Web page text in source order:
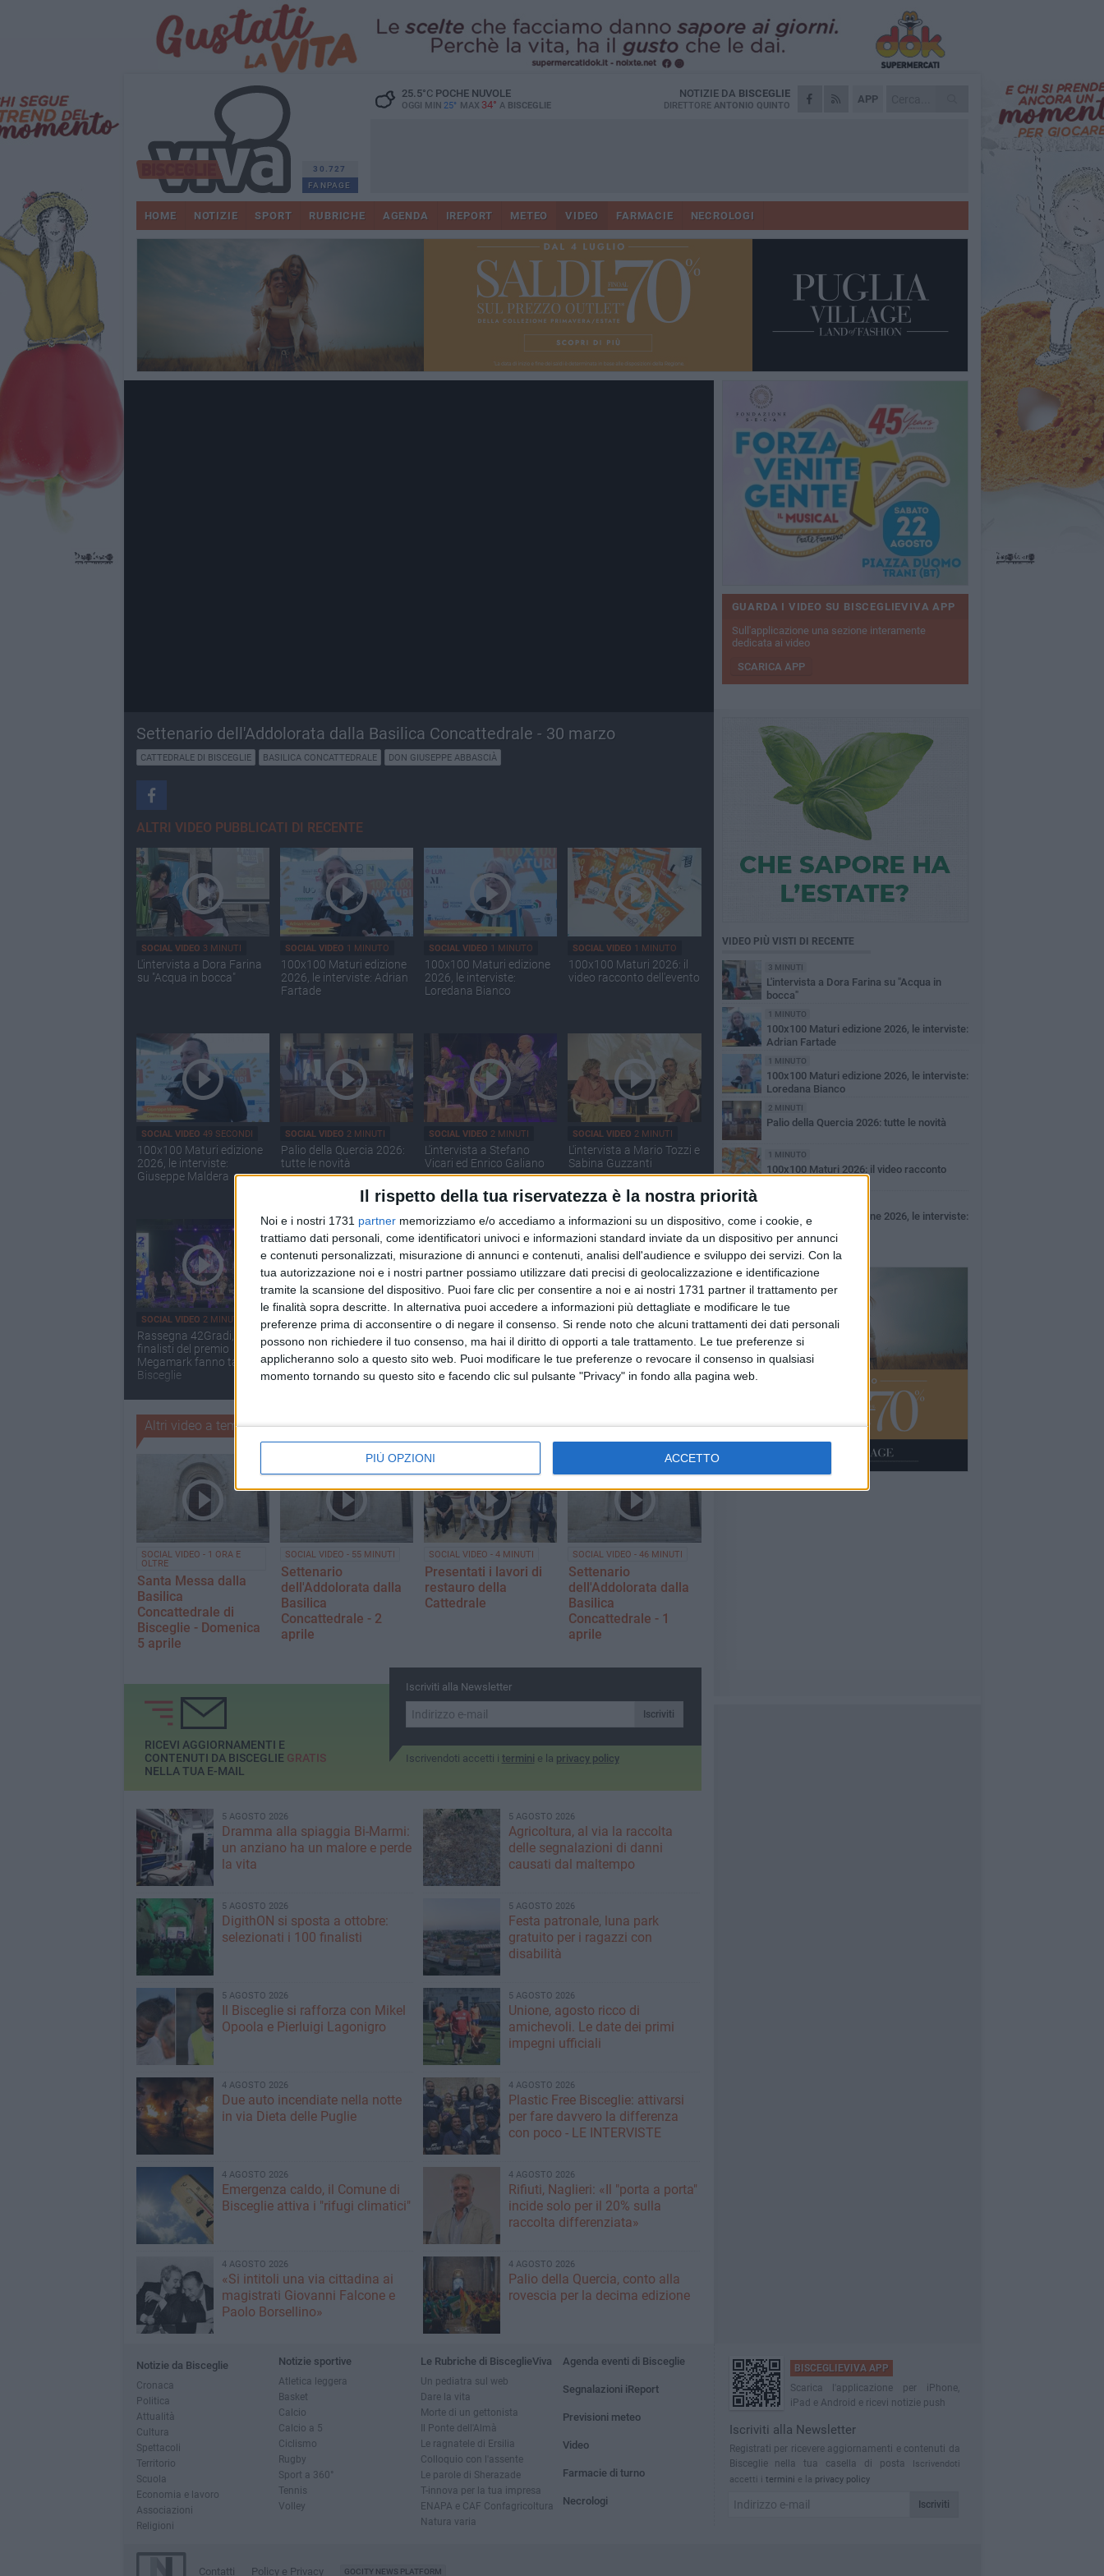
Il rispetto della tua riservatezza è la nostra priorità
Noi e i nostri 1731 partner memorizziamo e/o accediamo a informazioni su un dispositivo, come i cookie, e
trattiamo dati personali, come identificatori univoci e informazioni standard inviate da un dispositivo per annunci
e contenuti personalizzati, misurazione di annunci e contenuti, analisi dell'audience e sviluppo dei servizi. Con la
tua autorizzazione noi e i nostri partner possiamo utilizzare dati precisi di geolocalizzazione e identificazione
tramite la scansione del dispositivo. Puoi fare clic per consentire a noi e ai nostri 1731 partner il trattamento per
le finalità sopra descritte. In alternativa puoi accedere a informazioni più dettagliate e modificare le tue
preferenze prima di acconsentire o di negare il consenso. Si rende noto che alcuni trattamenti dei dati personali
possono non richiedere il tuo consenso, ma hai il diritto di opporti a tale trattamento. Le tue preferenze si
applicheranno solo a questo sito web. Puoi modificare le tue preferenze o revocare il consenso in qualsiasi
momento tornando su questo sito e facendo clic sul pulsante "Privacy" in fondo alla pagina web.
PIÙ OPZIONI ACCETTO
30.727
FANPAGE
25.5°CPOCHE NUVOLE
OGGI MIN 25° MAX 34° A BISCEGLIE
APP
NOTIZIE DA BISCEGLIE
DIRETTORE ANTONIO QUINTO
HOME NOTIZIE SPORT RUBRICHE AGENDA IREPORT METEO VIDEO FARMACIE NECROLOGI
Settenario dell'Addolorata dalla Basilica Concattedrale - 30 marzo
CATTEDRALE DI BISCEGLIE BASILICA CONCATTEDRALE DON GIUSEPPE ABBASCIÀ
ALTRI VIDEO PUBBLICATI DI RECENTE
SOCIAL VIDEO 3 MINUTI
L'intervista a Dora Farina
su "Acqua in bocca"
SOCIAL VIDEO 1 MINUTO
100x100 Maturi edizione
2026, le interviste: Adrian
Fartade
SOCIAL VIDEO 1 MINUTO
100x100 Maturi edizione
2026, le interviste:
Loredana Bianco
SOCIAL VIDEO 1 MINUTO
100x100 Maturi 2026: il
video racconto dell'evento
SOCIAL VIDEO 49 SECONDI
100x100 Maturi edizione
2026, le interviste:
Giuseppe Maldera
SOCIAL VIDEO 2 MINUTI
Palio della Quercia 2026:
tutte le novità
SOCIAL VIDEO 2 MINUTI
L'intervista a Stefano
Vicari ed Enrico Galiano
SOCIAL VIDEO 2 MINUTI
L'intervista a Mario Tozzi e
Sabina Guzzanti
SOCIAL VIDEO 2 MINUTI
Rassegna 42Gradi, i
finalisti del premio
Megamark fanno tappa a
Bisceglie
SOCIAL VIDEO 2 MINUTI
Festa della Bandiera Blu:
LE INTERVISTE
SOCIAL VIDEO 2 MINUTI
Nina Gigante presenta
"Supernova" alle Vecchie
Segherie Mastrototaro
SOCIAL VIDEO 1 MINUTO
Javier Castillo alle
Vecchie Segherie
Mastrototaro
Altri video a tema
SOCIAL VIDEO - 1 ORA E
OLTRE
Santa Messa dalla
Basilica
Concattedrale di
Bisceglie - Domenica
5 aprile
SOCIAL VIDEO - 55 MINUTI
Settenario
dell'Addolorata dalla
Basilica
Concattedrale - 2
aprile
SOCIAL VIDEO - 4 MINUTI
Presentati i lavori di
restauro della
Cattedrale
SOCIAL VIDEO - 46 MINUTI
Settenario
dell'Addolorata dalla
Basilica
Concattedrale - 1
aprile
Iscriviti alla Newsletter
Iscriviti
Iscrivendoti accetti i termini e la privacy policy
RICEVI AGGIORNAMENTI E
CONTENUTI DA BISCEGLIE GRATIS
NELLA TUA E-MAIL
5 AGOSTO 2026
Dramma alla spiaggia Bi-Marmi:
un anziano ha un malore e perde
la vita
5 AGOSTO 2026
Agricoltura, al via la raccolta
delle segnalazioni di danni
causati dal maltempo
5 AGOSTO 2026
DigithON si sposta a ottobre:
selezionati i 100 finalisti
5 AGOSTO 2026
Festa patronale, luna park
gratuito per i ragazzi con
disabilità
5 AGOSTO 2026
Il Bisceglie si rafforza con Mikel
Opoola e Pierluigi Lagonigro
5 AGOSTO 2026
Unione, agosto ricco di
amichevoli. Le date dei primi
impegni ufficiali
4 AGOSTO 2026
Due auto incendiate nella notte
in via Dieta delle Puglie
4 AGOSTO 2026
Plastic Free Bisceglie: attivarsi
per fare davvero la differenza
con poco - LE INTERVISTE
4 AGOSTO 2026
Emergenza caldo, il Comune di
Bisceglie attiva i "rifugi climatici"
4 AGOSTO 2026
Rifiuti, Naglieri: «Il "porta a porta"
incide solo per il 20% sulla
raccolta differenziata»
4 AGOSTO 2026
«Si intitoli una via cittadina ai
magistrati Giovanni Falcone e
Paolo Borsellino»
4 AGOSTO 2026
Palio della Quercia, conto alla
rovescia per la decima edizione
GUARDA I VIDEO SU BISCEGLIEVIVA APP
Sull'applicazione una sezione interamente
dedicata ai video
SCARICA APP
VIDEO PIÙ VISTI DI RECENTE
3 MINUTI
L'intervista a Dora Farina su "Acqua in
bocca"
1 MINUTO
100x100 Maturi edizione 2026, le interviste:
Adrian Fartade
1 MINUTO
100x100 Maturi edizione 2026, le interviste:
Loredana Bianco
2 MINUTI
Palio della Quercia 2026: tutte le novità
1 MINUTO
100x100 Maturi 2026: il video racconto
100x100 Maturi edizione 2026, le interviste:
Giuseppe Maldera
Notizie da Bisceglie
Cronaca
Politica
Attualità
Cultura
Spettacoli
Territorio
Scuola
Economia e lavoro
Associazioni
Religioni
Notizie sportive
Atletica leggera
Basket
Calcio
Calcio a 5
Ciclismo
Rugby
Sport a 360°
Tennis
Volley
Le Rubriche di BisceglieViva
Un pediatra sul web
Dare la vita
Morte di un gettonista
Il Ponte dell'Almà
Le ragnatele di Ersilia
Colloquio con l'assente
Le parole di Sherazade
T-innova per la tua impresa
ENAPA e CAF Confagricoltura
Natura varia
Agenda eventi di Bisceglie
Segnalazioni iReport
Previsioni meteo
Video
Farmacie di turno
Necrologi
BISCEGLIEVIVA APP
Scarica l'applicazione per iPhone,
iPad e Android e ricevi notizie push
Iscriviti alla Newsletter
Registrati per ricevere aggiornamenti e contenuti da
Bisceglie nella tua casella di posta
Iscrivendoti
accetti i termini e la privacy policy
Iscriviti
Contatti Policy e Privacy GOCITY NEWS PLATFORM